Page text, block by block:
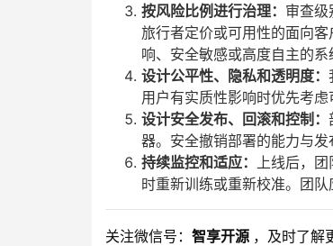
按风险比例进行治理： 审查
旅行者定价或可用性的面向
响、安全敏感或高度自主的系
设计公平性、隐私和透明度：
用户有实质性影响时优先考
设计安全发布、回滚和控制：
器。安全撤销部署的能力与发
持续监控和适应：
上线后，
时重新训练或重新校准。团
关注微信号： 智享开源 ，及时了解